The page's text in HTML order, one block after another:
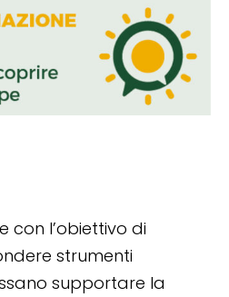
con l’obiettivo di
strumenti
supportare la